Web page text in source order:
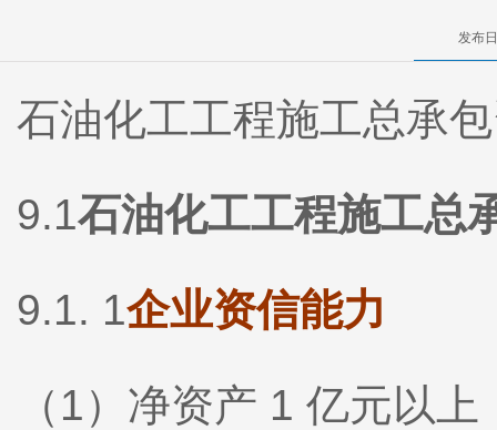
发布
石油化工工程施工总承
9.1石油化工工程施工总
9.1. 1企业资信能力
（1）净资产 1 亿元以上